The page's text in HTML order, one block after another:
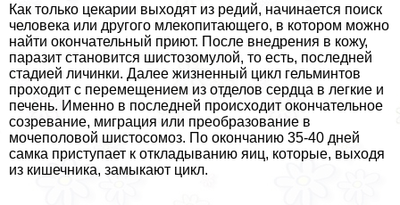
Как только цекарии выходят из редий, начинается поиск
человека или другого млекопитающего, в котором можно
найти окончательный приют. После внедрения в кожу,
паразит становится шистозомулой, то есть, последней
стадией личинки. Далее жизненный цикл гельминтов
проходит с перемещением из отделов сердца в легкие и
печень. Именно в последней происходит окончательное
созревание, миграция или преобразование в
мочепoлoвoй шистосомоз. По окончанию 35-40 дней
самка приступает к откладыванию яиц, которые, выходя
из кишечника, замыкают цикл.